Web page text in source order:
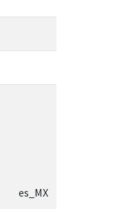
es_MX